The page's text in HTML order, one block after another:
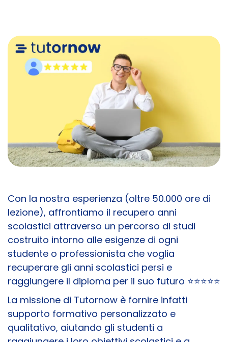
Con la nostra esperienza (oltre 50.000 ore di
lezione), affrontiamo il recupero anni
scolastici attraverso un percorso di studi
costruito intorno alle esigenze di ogni
studente o professionista che voglia
recuperare gli anni scolastici persi e
raggiungere il diploma per il suo futuro ⭐⭐⭐⭐⭐
La missione di Tutornow è fornire infatti
supporto formativo personalizzato e
qualitativo, aiutando gli studenti a